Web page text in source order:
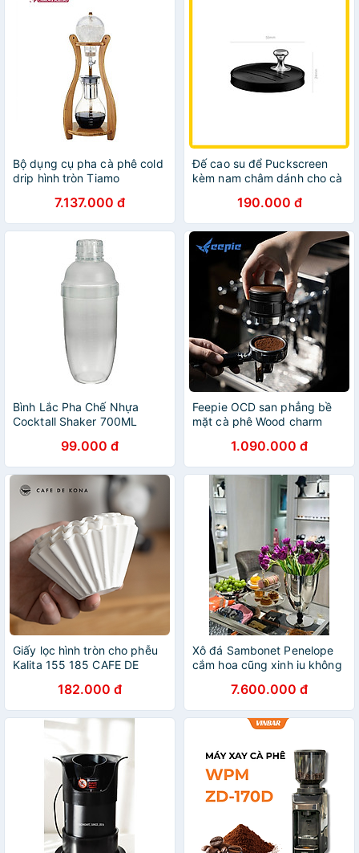
Bộ dụng cụ pha cà phê cold
drip hình tròn Tiamo
7.137.000 đ
Đế cao su để Puckscreen
kèm nam châm dánh cho cà
3Bomber190.000 đ
Bình Lắc Pha Chế Nhựa
Cocktall Shaker 700ML
99.000 đ
Feepie OCD san phẳng bề
mặt cà phê Wood charm
1.090.000 đ
Giấy lọc hình tròn cho phễu
Kalita 155 185 CAFE DE
182.000 đ
Xô đá Sambonet Penelope
cắm hoa cũng xinh iu không
7.600.000 đ